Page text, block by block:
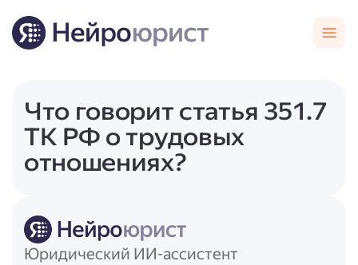
Что говорит статья 351.7
ТК РФ о трудовых
отношениях?
Юридический ИИ-ассистент